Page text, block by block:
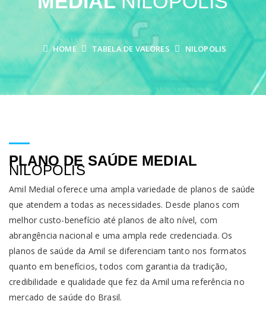
HOME TABELA DE VALORES NILOPOLIS
PLANO DE SAÚDE MEDIAL
NILOPOLIS
Amil Medial oferece uma ampla variedade de planos de saúde
que atendem a todas as necessidades. Desde planos com
melhor custo-benefício até planos de alto nível, com
abrangência nacional e uma ampla rede credenciada. Os
planos de saúde da Amil se diferenciam tanto nos formatos
quanto em benefícios, todos com garantia da tradição,
credibilidade e qualidade que fez da Amil uma referência no
mercado de saúde do Brasil.